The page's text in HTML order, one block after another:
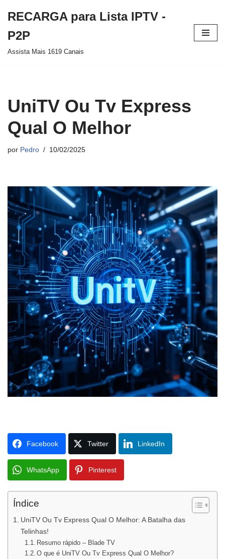
para
o
RECARGA para Lista IPTV -
P2P
Assista Mais 1619 Canais
UniTV Ou Tv Express
Qual O Melhor
por Pedro 10/02/2025
Facebook Twitter LinkedIn
WhatsApp Pinterest
Índice
UniTV Ou Tv Express Qual O Melhor: A Batalha das
Telinhas!
Resumo rápido – Blade TV
O que é UniTV Ou Tv Express Qual O Melhor?